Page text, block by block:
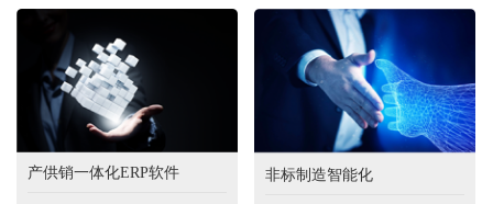
产供销一体化ERP软件 非标制造智能化